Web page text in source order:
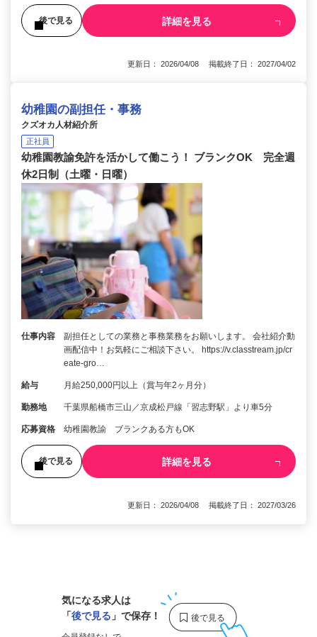
後で見る 詳細を見る
更新日： 2026/04/08 掲載終了日： 2027/04/02
幼稚園の副担任・事務
クズオカ人材紹介所
正社員
幼稚園教諭免許を活かして働こう！ ブランクOK 完全週
休2日制（土曜・日曜）
仕事内容
副担任としての業務と事務業務をお願いします。 会社紹介動
画配信中！お気軽にご相談下さい。 https://v.classtream.jp/cr
eate-gro…
給与 月給250,000円以上（賞与年2ヶ月分）
勤務地 千葉県船橋市三山／京成松戸線「習志野駅」より車5分
応募資格 幼稚園教諭 ブランクある方もOK
後で見る 詳細を見る
更新日： 2026/04/08 掲載終了日： 2027/03/26
気になる求人は
「後で見る 」で保存！